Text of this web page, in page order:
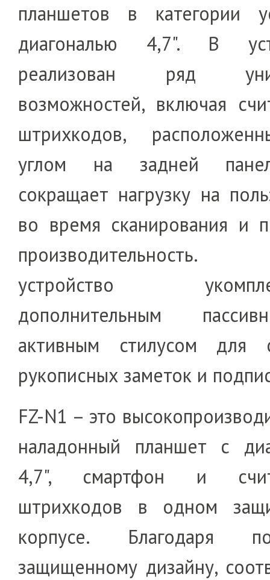
планшетов в категории
диагональю 4,7". В
реализован ряд
возможностей, включая
штрихкодов,
углом на задней
сокращает нагрузку на
во время сканирования и
устройство
дополнительным
активным стилусом для
рукописных заметок и
FZ-N1 – это
наладонный планшет с
4,7", смартфон и
штрихкодов в одном
корпусе. Благодаря
защищенному дизайну,